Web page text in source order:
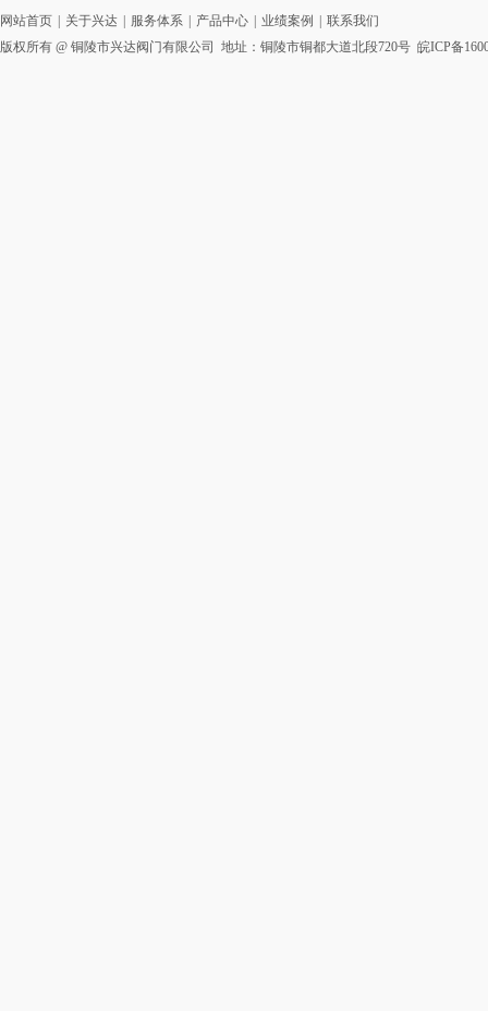
网站首页 关于兴达 服务体系 产品中心 业绩案例
联系我们
版权所有 @ 铜陵市兴达阀门有限公司 地址：铜陵市铜都大道北段720号 皖ICP备